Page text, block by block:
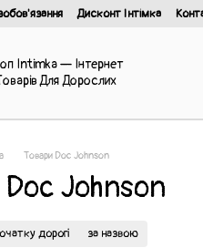
Дисконт Інтімка
Товари Doc Johnson
Doc Johnson
дорогі за назвою